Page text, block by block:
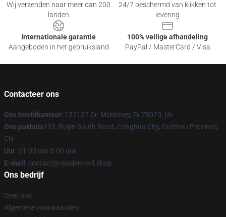
Wij verzenden naar meer dan 200
landen
24/7 beschermd van klikken tot
levering
Internationale garantie
Aangeboden in het gebruiksland
100% veilige afhandeling
PayPal / MasterCard / Visa
Contacteer ons
Ons hoofdkantoor: 127137 Dr. Mckinney, Tx 75070, Us
Ons pakhuis103, Ruijin South Road, Conghua City, Guizhou Province,
CN
Uur: 21.00 uur 5.00 uur
E-mail : contact@residentevil.shop
Ons bedrijf
Over ons
Algemene voorwaarden